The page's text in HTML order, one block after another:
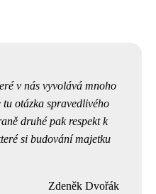
v nás vyvolává mnoho
otázka spravedlivého
druhé pak respekt k
si budování majetku
Zdeněk Dvořák